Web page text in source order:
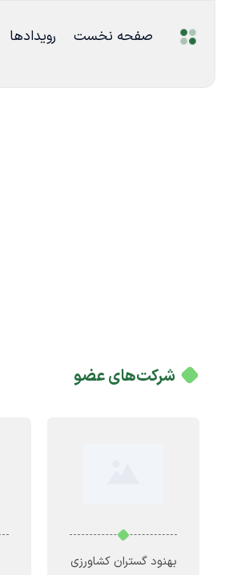
صفحه نخست رویدادها
شرکت‌های عضو
بهنود گستران کشاورزی